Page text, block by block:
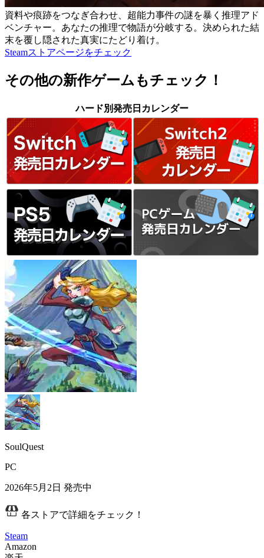
資料や痕跡をつなぎ合わせ、超能力事件の謎を暴く推理アド
ベンチャー。あなたの推理で物語が分岐する。決められた結
末を覆し隠された真実にたどり着け。
Steamストアページをチェック
その他の新作ゲームもチェック！
ハード別発売日カレンダー
SoulQuest
PC
2026年5月2日 発売中
各ストアで詳細をチェック！
Steam
Amazon